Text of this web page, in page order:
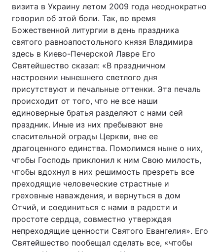
визита в Украину летом 2009 года неоднократно
говорил об этой боли. Так, во время
Божественной литургии в день праздника
святого равноапостольного князя Владимира
здесь в Киево-Печерской Лавре Его
Святейшество сказал: «В праздничном
настроении нынешнего светлого дня
присутствуют и печальные оттенки. Эта печаль
происходит от того, что не все наши
единоверные братья разделяют с нами сей
праздник. Иные из них пребывают вне
спасительной ограды Церкви, вне ее
драгоценного единства. Помолимся ныне о них,
чтобы Господь приклонил к ним Свою милость,
чтобы вдохнул в них решимость презреть все
преходящие человеческие страстные и
греховные наваждения, и вернуться в дом
Отчий, и соединиться с нами в радости и
простоте сердца, совместно утверждая
непреходящие ценности Святого Евангелия». Его
Святейшество пообещал сделать все, «чтобы